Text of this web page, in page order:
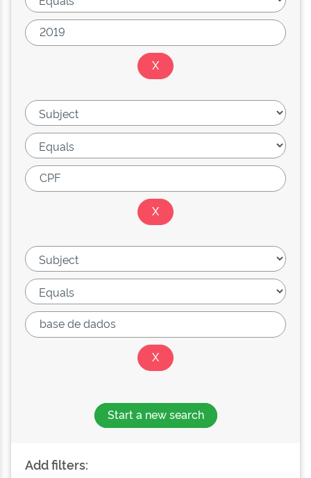
Start a new search
Add filters: